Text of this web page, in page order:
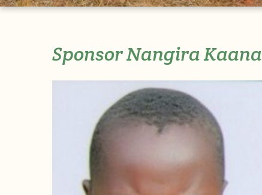
Sponsor Nangira Kaana